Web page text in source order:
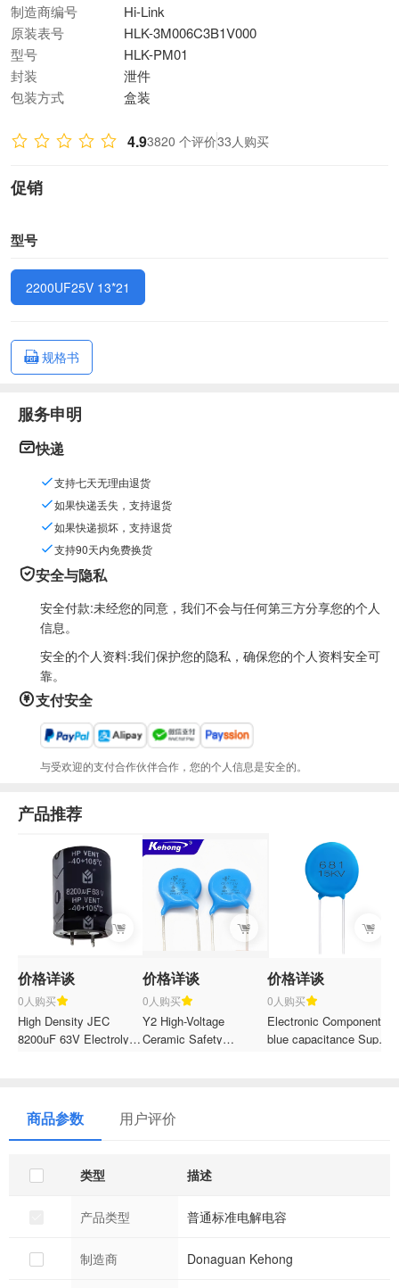
制造商编号
Hi-Link
原装表号
HLK-3M006C3B1V000
型号
HLK-PM01
封装
泄件
包装方式
盒装
4.93820 个评价33人购买
促销
型号
2200UF25V 13*21
规格书
服务申明
快递
支持七天无理由退货
如果快递丢失，支持退货
如果快递损坏，支持退货
支持90天内免费换货
安全与隐私
安全付款:未经您的同意，我们不会与任何第三方分享您的个人
信息。
安全的个人资料:我们保护您的隐私，确保您的个人资料安全可
靠。
支付安全
与受欢迎的支付合作伙伴合作，您的个人信息是安全的。
产品推荐
价格详谈
0人购买
High Density JEC
8200uF 63V Electrolytic
价格详谈
0人购买
Y2 High-Voltage
Ceramic Safety
for LED Switching
Power Supply
价格详谈
0人购买
Electronic Component
blue capacitance Super
商品参数 用户评价
类型 描述
产品类型 普通标准电解电容
制造商 Donaguan Kehong